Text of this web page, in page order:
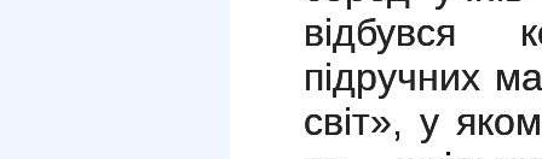
відбувся
підручних
світ», у